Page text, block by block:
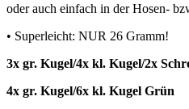
oder auch einfach in der Hosen-
• Superleicht: NUR 26 Gramm!
3x gr. Kugel/4x kl. Kugel/2x
4x gr. Kugel/6x kl. Kugel Grün